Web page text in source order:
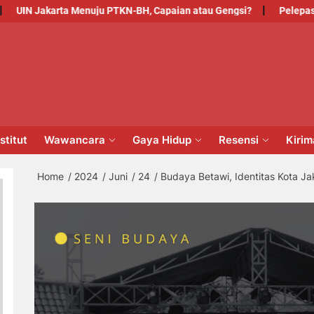
Menuju PTKN-BH, Capaian atau Gengsi? Pelepasan Untuk
Wawancara Gaya Hidup Resensi
Home 2024 Juni 24 Budaya Betawi, Identitas Kota